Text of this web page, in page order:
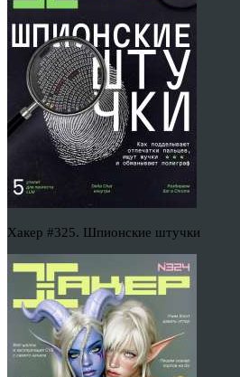
Хакер #325. Шпионские штучки